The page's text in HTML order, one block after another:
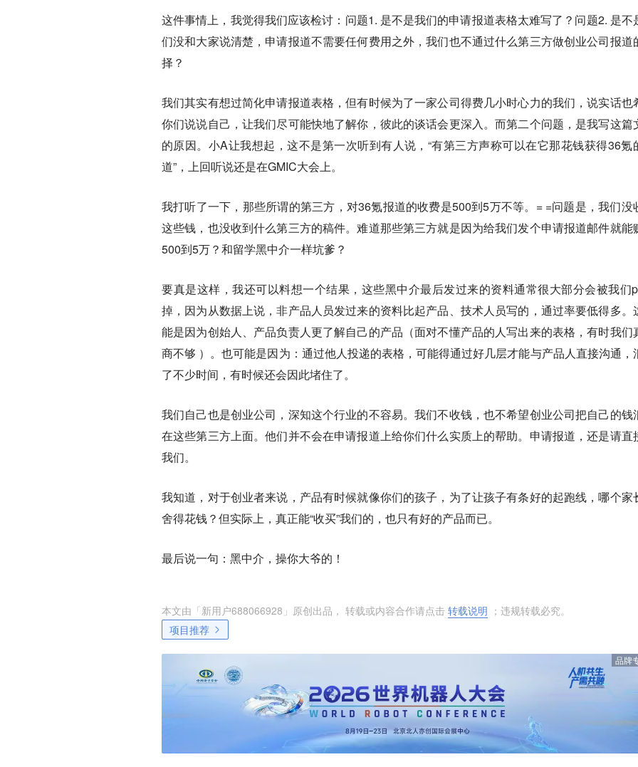
这件事情上，我觉得我们应该检讨：问题1. 是不是我们的申请报道表格太难写了？问题2. 是不
们没和大家说清楚，申请报道不需要任何费用之外，我们也不通过什么第三方做创业公司报道
择？
我们其实有想过简化申请报道表格，但有时候为了一家公司得费几小时心力的我们，说实话也
你们说说自己，让我们尽可能快地了解你，彼此的谈话会更深入。而第二个问题，是我写这篇
的原因。小A让我想起，这不是第一次听到有人说，“有第三方声称可以在它那花钱获得36氪
道”，上回听说还是在GMIC大会上。
我打听了一下，那些所谓的第三方，对36氪报道的收费是500到5万不等。= =问题是，我们没
这些钱，也没收到什么第三方的稿件。难道那些第三方就是因为给我们发个申请报道邮件就能
500到5万？和留学黑中介一样坑爹？
要真是这样，我还可以料想一个结果，这些黑中介最后发过来的资料通常很大部分会被我们
掉，因为从数据上说，非产品人员发过来的资料比起产品、技术人员写的，通过率要低得多。
能是因为创始人、产品负责人更了解自己的产品（面对不懂产品的人写出来的表格，有时我们
商不够 ）。也可能是因为：通过他人投递的表格，可能得通过好几层才能与产品人直接沟通，
了不少时间，有时候还会因此堵住了。
我们自己也是创业公司，深知这个行业的不容易。我们不收钱，也不希望创业公司把自己的钱
在这些第三方上面。他们并不会在申请报道上给你们什么实质上的帮助。申请报道，还是请直
我们。
我知道，对于创业者来说，产品有时候就像你们的孩子，为了让孩子有条好的起跑线，哪个家
舍得花钱？但实际上，真正能“收买”我们的，也只有好的产品而已。
最后说一句：黑中介，操你大爷的！
本文由「新用户688066928 」原创出品， 转载或内容合作请点击 转载说明 ；违规转载必究。
项目推荐
品牌